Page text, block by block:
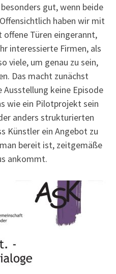
gut, wenn beide
haben wir mit
offene Türen eingerannt,
interessierte Firmen, als
viele, um genau zu sein,
Das macht zunächst
Ausstellung keine Episode
wie ein Pilotprojekt sein
anders strukturierten
Künstler ein Angebot zu
bereit ist, zeitgemäße
ankommt.